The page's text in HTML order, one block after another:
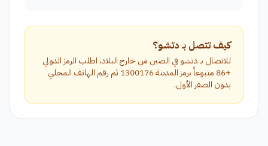
كيف تتصل بـ دتشو؟
للاتصال بـ دتشو في الصين من خارج البلاد، اطلب الرمز الدولي
+86 متبوعاً برمز المدينة 1300176 ثم رقم الهاتف المحلي
بدون الصفر الأول.